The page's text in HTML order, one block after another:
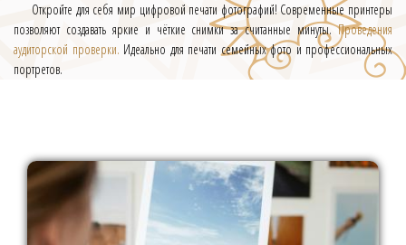
Откройте для себя мир цифровой печати фотографий! Современные принтеры
позволяют создавать яркие и чёткие снимки за считанные минуты.Проведения
аудиторской проверки. Идеально для печати семейных фото и профессиональных
портретов.